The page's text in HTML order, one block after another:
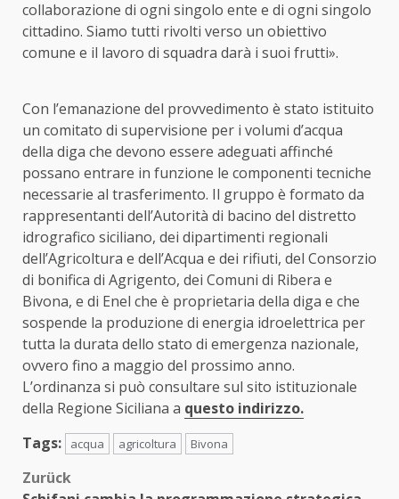
collaborazione di ogni singolo ente e di ogni singolo
cittadino. Siamo tutti rivolti verso un obiettivo
comune e il lavoro di squadra darà i suoi frutti».
Con l’emanazione del provvedimento è stato istituito
un comitato di supervisione per i volumi d’acqua
della diga che devono essere adeguati affinché
possano entrare in funzione le componenti tecniche
necessarie al trasferimento. Il gruppo è formato da
rappresentanti dell’Autorità di bacino del distretto
idrografico siciliano, dei dipartimenti regionali
dell’Agricoltura e dell’Acqua e dei rifiuti, del Consorzio
di bonifica di Agrigento, dei Comuni di Ribera e
Bivona, e di Enel che è proprietaria della diga e che
sospende la produzione di energia idroelettrica per
tutta la durata dello stato di emergenza nazionale,
ovvero fino a maggio del prossimo anno.
L’ordinanza si può consultare sul sito istituzionale
della Regione Siciliana a questo indirizzo.
Tags:
acqua agricoltura Bivona
Beitragsnavigation
Zurück